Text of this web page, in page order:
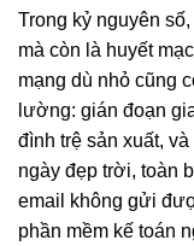
Trong kỷ nguyên
mà còn là huyết
mạng dù nhỏ cũng
lường: gián đoạn
đình trệ sản xuất,
ngày đẹp trời, toàn
email không gửi
phần mềm kế toán